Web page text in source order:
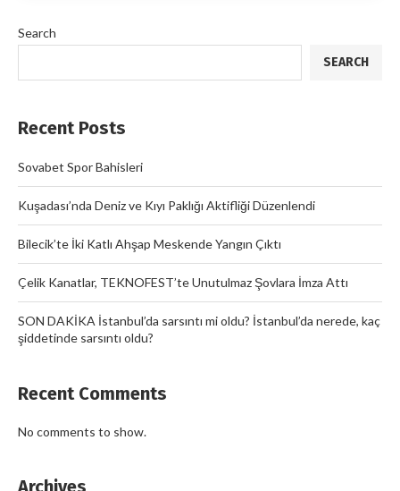
Search
SEARCH
Recent Posts
Sovabet Spor Bahisleri
Kuşadası’nda Deniz ve Kıyı Paklığı Aktifliği Düzenlendi
Bilecik’te İki Katlı Ahşap Meskende Yangın Çıktı
Çelik Kanatlar, TEKNOFEST’te Unutulmaz Şovlara İmza Attı
SON DAKİKA İstanbul’da sarsıntı mi oldu? İstanbul’da nerede, kaç
şiddetinde sarsıntı oldu?
Recent Comments
No comments to show.
Archives